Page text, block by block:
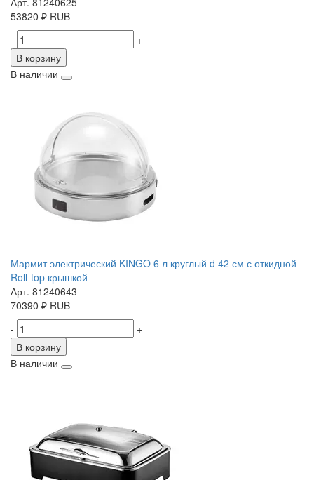
53820 ₽ RUB
-
+
В корзину
В наличии
Мармит электрический KINGO 6 л круглый d 42 см с откидной
Roll-top крышкой
Арт. 81240643
70390 ₽ RUB
-
+
В корзину
В наличии